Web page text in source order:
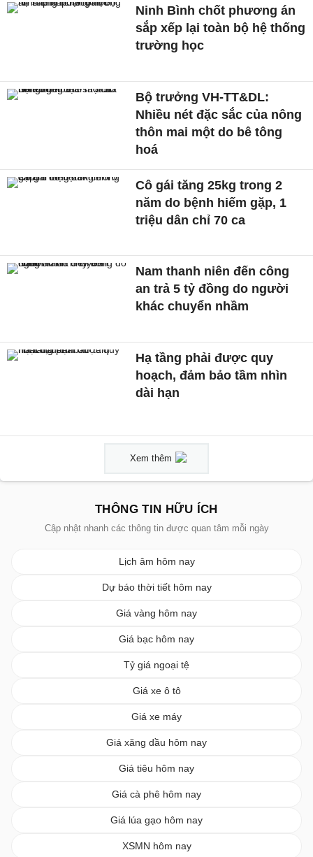
Ninh Bình chốt phương án
sắp xếp lại toàn bộ hệ thống
trường học
Bộ trưởng VH-TT&DL:
Nhiều nét đặc sắc của nông
thôn mai một do bê tông
hoá
Cô gái tăng 25kg trong 2
năm do bệnh hiếm gặp, 1
triệu dân chỉ 70 ca
Nam thanh niên đến công
an trả 5 tỷ đồng do người
khác chuyển nhầm
Hạ tầng phải được quy
hoạch, đảm bảo tầm nhìn
dài hạn
Xem thêm
THÔNG TIN HỮU ÍCH
Cập nhật nhanh các thông tin được quan tâm mỗi ngày
Lịch âm hôm nay
Dự báo thời tiết hôm nay
Giá vàng hôm nay
Giá bạc hôm nay
Tỷ giá ngoại tệ
Giá xe ô tô
Giá xe máy
Giá xăng dầu hôm nay
Giá tiêu hôm nay
Giá cà phê hôm nay
Giá lúa gạo hôm nay
XSMN hôm nay